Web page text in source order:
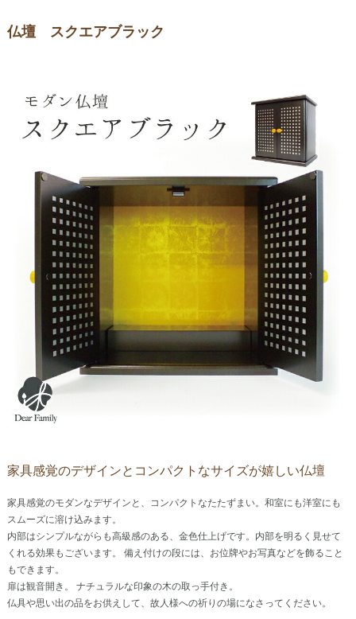
仏壇 スクエアブラック
家具感覚のデザインとコンパクトなサイズが嬉しい仏壇
家具感覚のモダンなデザインと、コンパクトなたたずまい。和室にも洋室にも
スムーズに溶け込みます。
内部はシンプルながらも高級感のある、金色仕上げです。内部を明るく見せて
くれる効果もございます。 備え付けの段には、お位牌やお写真などを飾ること
もできます。
扉は観音開き。 ナチュラルな印象の木の取っ手付き。
仏具や思い出の品をお供えして、故人様への祈りの場になさってください。